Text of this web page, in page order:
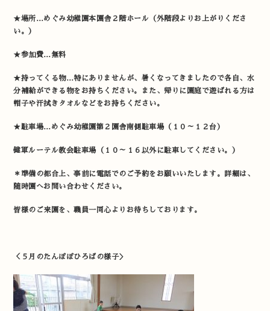
★場所…めぐみ幼稚園本園舎２階ホール（外階段よりお上がりくださ
い。）
★参加費…無料
★持ってくる物…特にありませんが、暑くなってきましたので各自、水
分補給ができる物をお持ちください。また、帰りに園庭で遊ばれる方は
帽子や汗拭きタオルなどをお持ちください。
★駐車場…めぐみ幼稚園第２園舎南側駐車場（１０～１２台）
健軍ルーテル教会駐車場（１０～１６以外に駐車してください。）
＊準備の都合上、事前に電話でのご予約をお願いいたします。詳細は、
随時園へお問い合わせください。
皆様のご来園を、職員一同心よりお待ちしております。
＜５月のたんぽぽひろばの様子＞